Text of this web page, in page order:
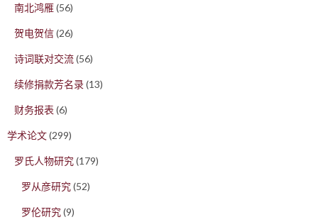
南北鸿雁(56)
贺电贺信(26)
诗词联对交流(56)
续修捐款芳名录(13)
财务报表 (6)
学术论文(299)
罗氏人物研究(179)
罗从彦研究(52)
罗伦研究(9)